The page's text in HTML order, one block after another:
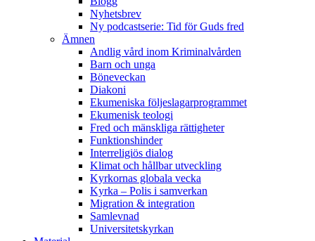
Nyhetsbrev
Ny podcastserie: Tid för Guds fred
Ämnen
Andlig vård inom Kriminalvården
Barn och unga
Böneveckan
Diakoni
Ekumeniska följeslagarprogrammet
Ekumenisk teologi
Fred och mänskliga rättigheter
Funktionshinder
Interreligiös dialog
Klimat och hållbar utveckling
Kyrkornas globala vecka
Kyrka – Polis i samverkan
Migration & integration
Samlevnad
Universitetskyrkan